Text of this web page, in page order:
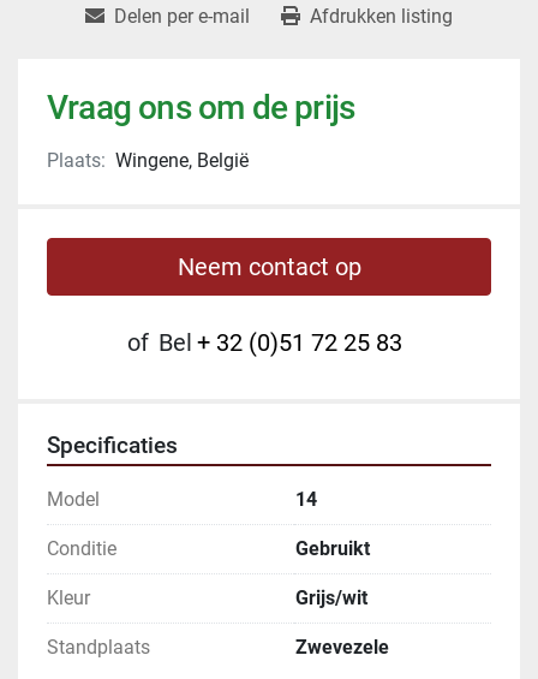
Delen per e-mail Afdrukken listing
Vraag ons om de prijs
Plaats: Wingene, België
Neem contact op
of Bel + 32 (0)51 72 25 83
Specificaties
Model 14
Conditie Gebruikt
Kleur Grijs/wit
Standplaats Zwevezele